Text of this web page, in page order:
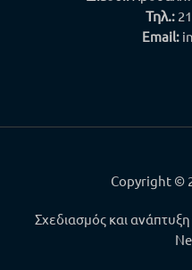
Τηλ.:
Email:
Copyright ©
Σχεδιασμός και